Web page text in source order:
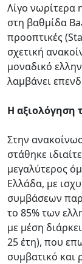
Λίγο νωρίτερα
στη βαθμίδα
προοπτικές
σχετική
μοναδικό
λαμβάνει
Η αξιολόγηση
Στην
στάθηκε
μεγαλύτερος
Ελλάδα, με
συμβάσεων
το 85% των
με μέση
25 έτη), που
συμβατικό και